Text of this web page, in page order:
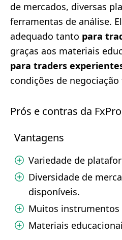
de mercados, diversas
ferramentas de análise.
adequado tanto para
graças aos materiais
para traders
condições de
Prós e contras da FxPro
Vantagens
Variedade de
Diversidade de
disponíveis.
Muitos instrumentos
Materiais